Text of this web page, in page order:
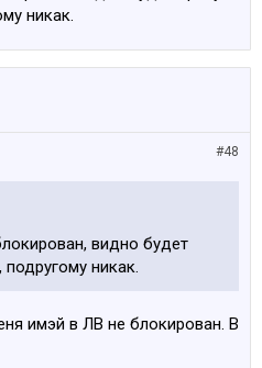
никак.
#48
видно будет
подругому никак.
имэй в ЛВ не блокирован. В